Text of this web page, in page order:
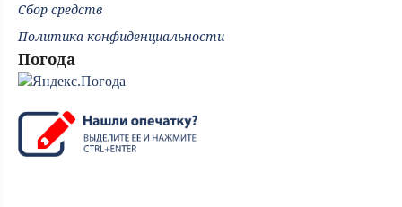
Сбор средств
Политика конфиденциальности
Погода